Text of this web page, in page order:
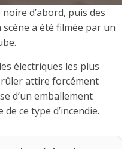
d’abord, puis des
a été filmée par un
électriques les plus
attire forcément
d’un emballement
ce type d’incendie.